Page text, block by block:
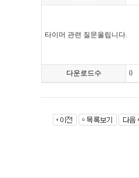
타이머 관련 질문올립니다.
다운로드수 0